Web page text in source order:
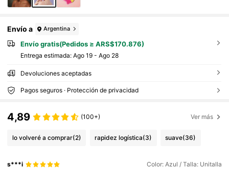
Envío a Argentina
Envío gratis(Pedidos ≥ ARS$170.876)
Entrega estimada: Ago 19 - Ago 28
Devoluciones aceptadas
Pagos seguros · Protección de privacidad
4,89 (100+) Ver más
lo volveré a comprar(2) rapidez logística(3) suave(36)
s***i Color: Azul / Talla: Unitalla